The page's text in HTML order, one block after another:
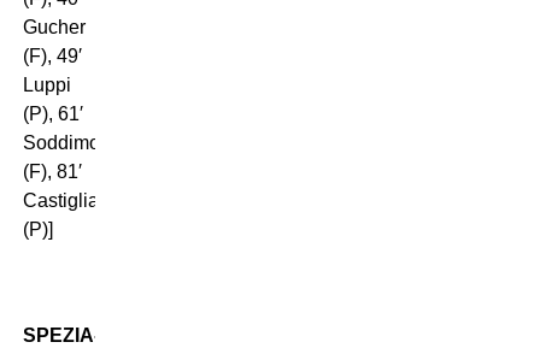
Gucher
(F), 49′
Luppi
(P), 61′
Soddimo
(F), 81′
Castiglia
(P)]
SPEZIA-